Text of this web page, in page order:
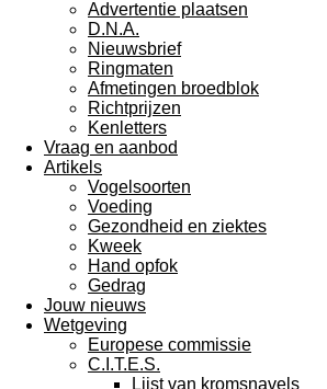
Advertentie plaatsen
D.N.A.
Nieuwsbrief
Ringmaten
Afmetingen broedblok
Richtprijzen
Kenletters
Vraag en aanbod
Artikels
Vogelsoorten
Voeding
Gezondheid en ziektes
Kweek
Hand opfok
Gedrag
Jouw nieuws
Wetgeving
Europese commissie
C.I.T.E.S.
Lijst van kromsnavels